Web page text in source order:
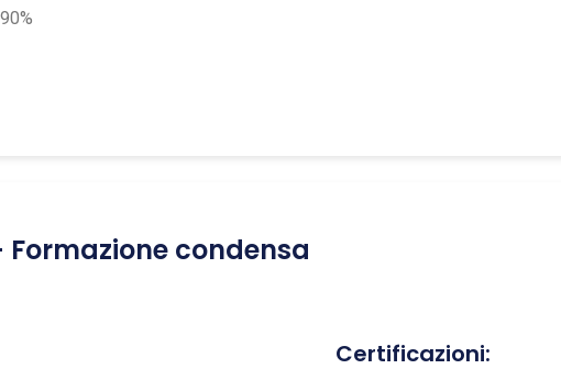
condensa
Certificazioni: